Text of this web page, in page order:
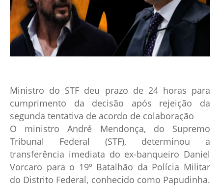
Ministro do STF deu prazo de 24 horas para
cumprimento da decisão após rejeição da
segunda tentativa de acordo de colaboração
O ministro André Mendonça, do Supremo
Tribunal Federal (STF), determinou a
transferência imediata do ex-banqueiro Daniel
Vorcaro para o 19º Batalhão da Polícia Militar
do Distrito Federal, conhecido como Papudinha.